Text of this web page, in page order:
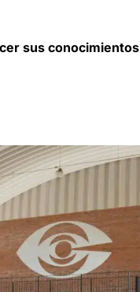
sus conocimientos